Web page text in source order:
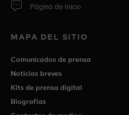
Página de Inicio
MAPA DEL SITIO
Comunicados de prensa
Noticias breves
Kits de prensa digital
Biografías